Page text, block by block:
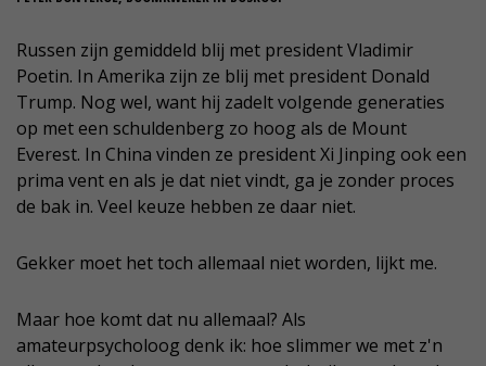
Russen zijn gemiddeld blij met president Vladimir
Poetin. In Amerika zijn ze blij met president Donald
Trump. Nog wel, want hij zadelt volgende generaties
op met een schuldenberg zo hoog als de Mount
Everest. In China vinden ze president Xi Jinping ook een
prima vent en als je dat niet vindt, ga je zonder proces
de bak in. Veel keuze hebben ze daar niet.
Gekker moet het toch allemaal niet worden, lijkt me.
Maar hoe komt dat nu allemaal? Als
amateurpsycholoog denk ik: hoe slimmer we met z'n